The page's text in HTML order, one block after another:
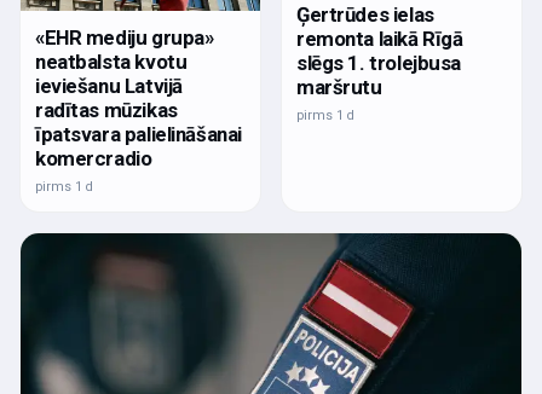
«EHR mediju grupa»
neatbalsta kvotu
ieviešanu Latvijā
radītas mūzikas
īpatsvara palielināšanai
komercradio
pirms 1 d
Ģertrūdes ielas
remonta laikā Rīgā
slēgs 1. trolejbusa
maršrutu
pirms 1 d